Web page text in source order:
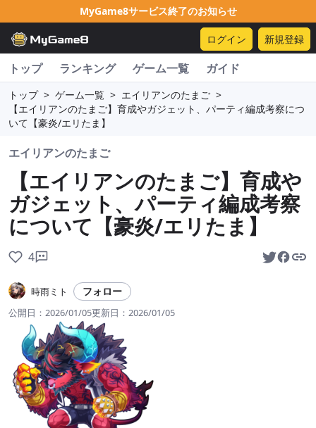
MyGame8サービス終了のお知らせ
ログイン 新規登録
トップ ランキング ゲーム一覧 ガイド
トップ > ゲーム一覧 > エイリアンのたまご >
【エイリアンのたまご】育成やガジェット、パーティ編成考察につ
いて【豪炎/エリたま】
エイリアンのたまご
【エイリアンのたまご】育成や
ガジェット、パーティ編成考察
について【豪炎/エリたま】
4
時雨ミト フォロー
公開日： 2026/01/05更新日： 2026/01/05